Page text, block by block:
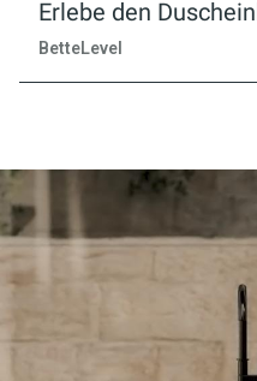
Erlebe den
BetteLevel